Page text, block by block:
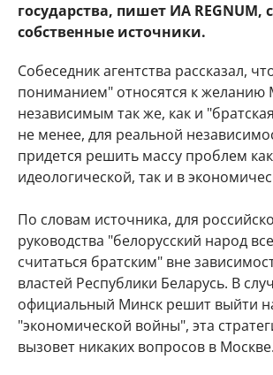
государства, пишет ИА REGNUM,
собственные источники.
Собеседник агентства рассказал,
пониманием" относятся к желанию
независимым так же, как и
не менее, для реальной
придется решить массу проблем
идеологической, так и в
По словам источника, для
руководства "белорусский народ
считаться братским" вне
властей Республики Беларусь. В
официальный Минск решит выйти
"экономической войны", эта
вызовет никаких вопросов в Москве.